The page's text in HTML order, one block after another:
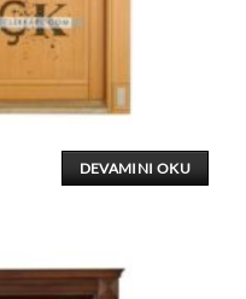
DEVAMINI OKU